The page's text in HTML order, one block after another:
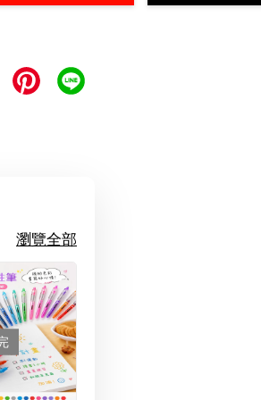
瀏覽全部